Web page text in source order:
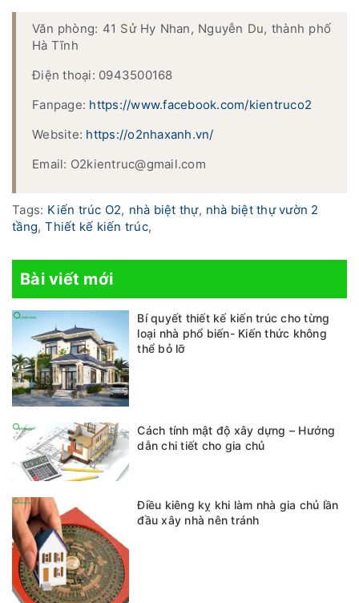
Văn phòng: 41 Sử Hy Nhan, Nguyễn Du, thành phố
Hà Tĩnh
Điện thoại: 0943500168
Fanpage: https://www.facebook.com/kientruco2
Website: https://o2nhaxanh.vn/
Email: O2kientruc@gmail.com
Tags: Kiến trúc O2, nhà biệt thự, nhà biệt thự vườn 2
tầng, Thiết kế kiến trúc,
Bài viết mới
Bí quyết thiết kế kiến trúc cho từng
loại nhà phổ biến- Kiến thức không
thể bỏ lỡ
Cách tính mật độ xây dựng – Hướng
dẫn chi tiết cho gia chủ
Điều kiêng kỵ khi làm nhà gia chủ lần
đầu xây nhà nên tránh